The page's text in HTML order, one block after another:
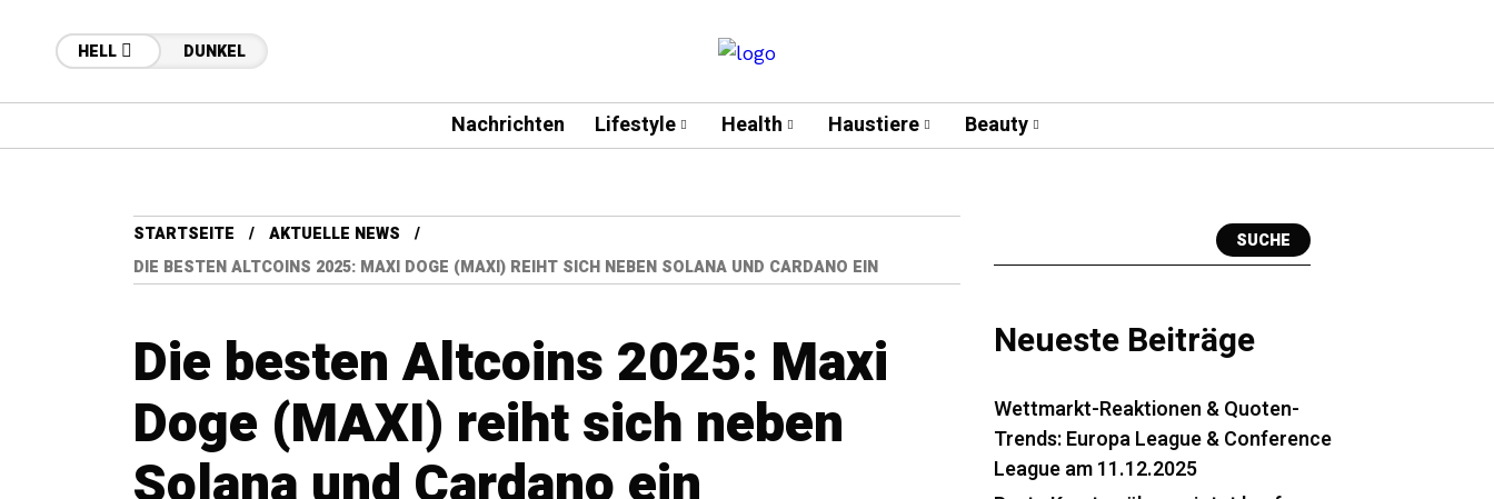
HELL DUNKEL
Nachrichten Lifestyle Health Haustiere Beauty
STARTSEITE
AKTUELLE NEWS
DIE BESTEN ALTCOINS 2025: MAXI DOGE (MAXI) REIHT SICH NEBEN SOLANA UND CARDANO EIN
Die besten Altcoins 2025: Maxi
Doge (MAXI) reiht sich neben
SUCHE
Neueste Beiträge
Wettmarkt-Reaktionen & Quoten-
Trends: Europa League & Conference
League am 11.12.2025